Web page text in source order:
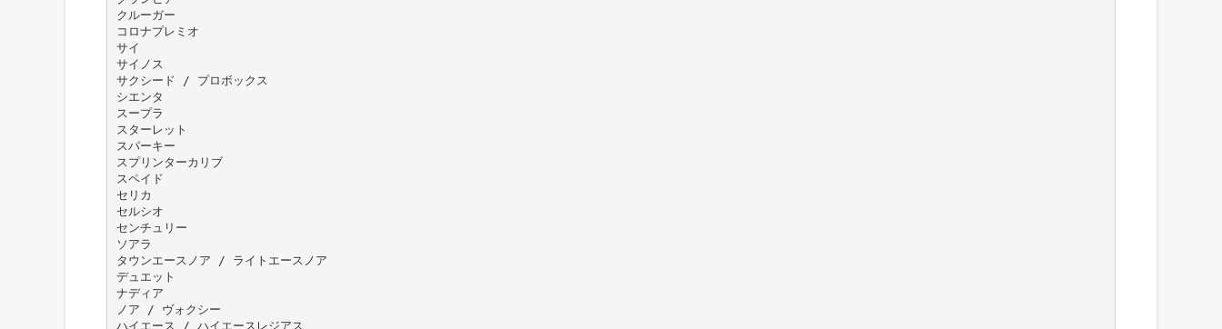
クルーガー
コロナプレミオ
サイ
サイノス
サクシード / プロボックス
シエンタ
スープラ
スターレット
スパーキー
スプリンターカリブ
スペイド
セリカ
セルシオ
センチュリー
ソアラ
タウンエースノア / ライトエースノア
デュエット
ナディア
ノア / ヴォクシー
ハイエース / ハイエースレジアス